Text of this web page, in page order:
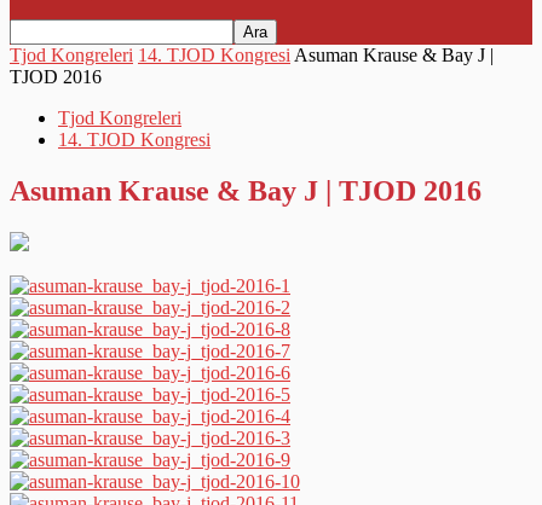
Tjod Kongreleri 14. TJOD Kongresi Asuman Krause & Bay J |
TJOD 2016
Tjod Kongreleri
14. TJOD Kongresi
Asuman Krause & Bay J | TJOD 2016